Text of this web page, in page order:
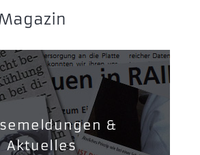
&
Aktuelles